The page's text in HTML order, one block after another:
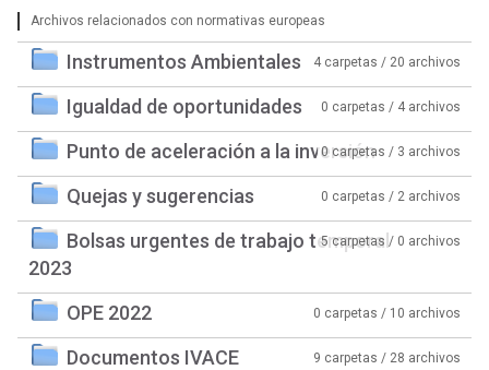
Archivos relacionados con normativas europeas
Instrumentos Ambientales 4 carpetas / 20 archivos
Igualdad de oportunidades 0 carpetas / 4 archivos
Punto de aceleración a la inversión0 carpetas / 3 archivos
Quejas y sugerencias 0 carpetas / 2 archivos
Bolsas urgentes de trabajo temporal
2023
5 carpetas / 0 archivos
OPE 2022 0 carpetas / 10 archivos
Documentos IVACE 9 carpetas / 28 archivos